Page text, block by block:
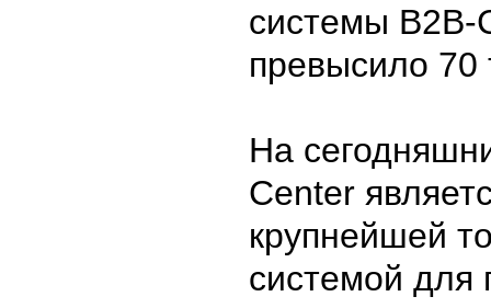
системы
превысило 70
На
Center
крупнейшей
системой для